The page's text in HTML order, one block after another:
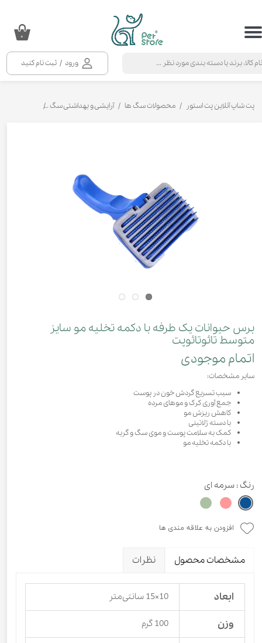
ورود / ثبت نام کنید
حساب کاربری من
خروج از حساب کاربری
۰
پت شاپ آنلاین پت استور محصولات سگ ها آرایشی و بهداشتی سگ
برس حیوانات یک طرفه با دکمه تخلیه مو سایز
متوسط تائوتائوپت
اتمام موجودی
سایر مشخصات:
سبب تسریع گردش خون در پوست
جمع آوری کرک و موهای مرده
کاهش ریزش مو
با دسته ژلاتینی
کمک به سلامت پوست و موی سگ و گربه
با دکمه تخلیه مو
رنگ : سرمه ای
افزودن به علاقه مندی ها
مشخصات محصول نظرات
ابعاد 10×15 سانتی‌متر
وزن 100 گرم